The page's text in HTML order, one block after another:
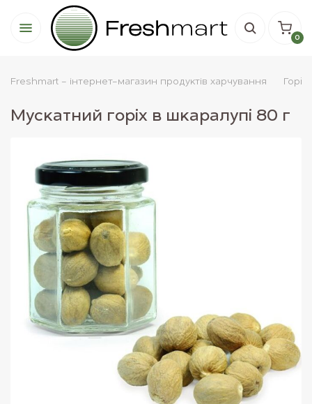
0
Freshmart - інтернет-магазин продуктів харчування
Мускатний горіх в шкаралупі 80 г